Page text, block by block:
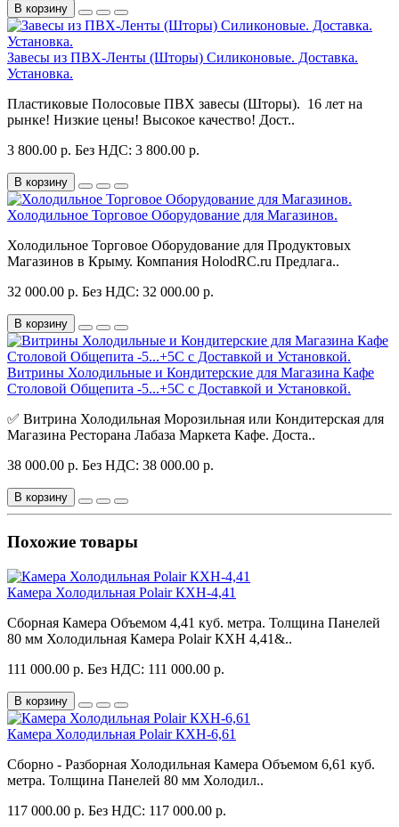
В корзину
Завесы из ПВХ-Ленты (Шторы) Силиконовые. Доставка.
Установка.
Пластиковые Полосовые ПВХ завесы (Шторы). 16 лет на
рынке! Низкие цены! Высокое качество! Дост..
3 800.00 р. Без НДС: 3 800.00 р.
В корзину
Холодильное Торговое Оборудование для Магазинов.
Холодильное Торговое Оборудование для Продуктовых
Магазинов в Крыму. Компания HolodRC.ru Предлага..
32 000.00 р. Без НДС: 32 000.00 р.
В корзину
Витрины Холодильные и Кондитерские для Магазина Кафе
Столовой Общепита -5...+5С с Доставкой и Установкой.
✅ Витрина Холодильная Морозильная или Кондитерская для
Магазина Ресторана Лабаза Маркета Кафе. Доста..
38 000.00 р. Без НДС: 38 000.00 р.
В корзину
Похожие товары
Камера Холодильная Polair КХН-4,41
Сборная Камера Объемом 4,41 куб. метра. Толщина Панелей
80 мм Холодильная Камера Polair КХН 4,41&..
111 000.00 р. Без НДС: 111 000.00 р.
В корзину
Камера Холодильная Polair КХН-6,61
Сборно - Разборная Холодильная Камера Объемом 6,61 куб.
метра. Толщина Панелей 80 мм Холодил..
117 000.00 р. Без НДС: 117 000.00 р.